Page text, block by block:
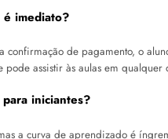
é imediato?
confirmação de pagamento, o
pode assistir às aulas em qualquer
para iniciantes?
a curva de aprendizado é